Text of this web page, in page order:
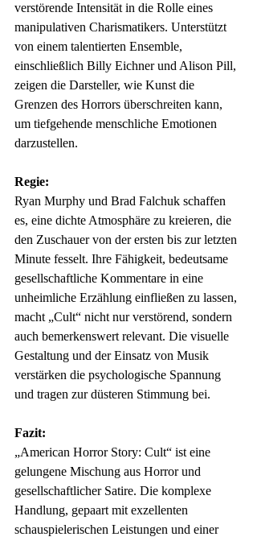
verstörende Intensität in die Rolle eines
manipulativen Charismatikers. Unterstützt
von einem talentierten Ensemble,
einschließlich Billy Eichner und Alison Pill,
zeigen die Darsteller, wie Kunst die
Grenzen des Horrors überschreiten kann,
um tiefgehende menschliche Emotionen
darzustellen.
Regie:
Ryan Murphy und Brad Falchuk schaffen
es, eine dichte Atmosphäre zu kreieren, die
den Zuschauer von der ersten bis zur letzten
Minute fesselt. Ihre Fähigkeit, bedeutsame
gesellschaftliche Kommentare in eine
unheimliche Erzählung einfließen zu lassen,
macht „Cult“ nicht nur verstörend, sondern
auch bemerkenswert relevant. Die visuelle
Gestaltung und der Einsatz von Musik
verstärken die psychologische Spannung
und tragen zur düsteren Stimmung bei.
Fazit:
„American Horror Story: Cult“ ist eine
gelungene Mischung aus Horror und
gesellschaftlicher Satire. Die komplexe
Handlung, gepaart mit exzellenten
schauspielerischen Leistungen und einer